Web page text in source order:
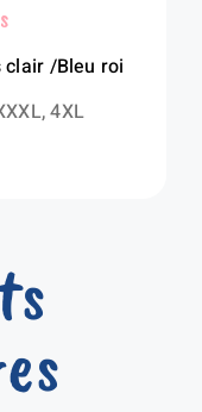
clair /Bleu roi
4XL